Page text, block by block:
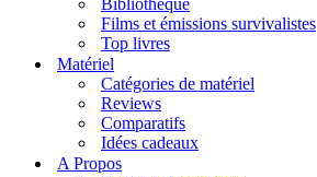
Bibliothèque
Films et émissions survivalistes
Top livres
Matériel
Catégories de matériel
Reviews
Comparatifs
Idées cadeaux
A Propos